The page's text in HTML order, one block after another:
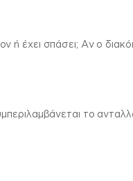
έχει σπάσει; Αν ο
το